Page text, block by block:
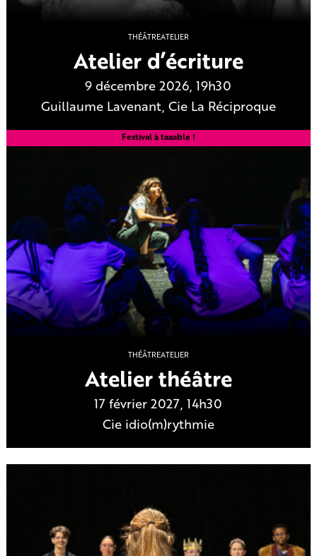
THÉÂTREATELIER
Atelier d’écriture
9 décembre 2026, 19h30
Guillaume Lavenant, Cie La Réciproque
THÉÂTREATELIER
Atelier théâtre
17 février 2027, 14h30
Cie idio(m)rythmie
Festival à taaable !